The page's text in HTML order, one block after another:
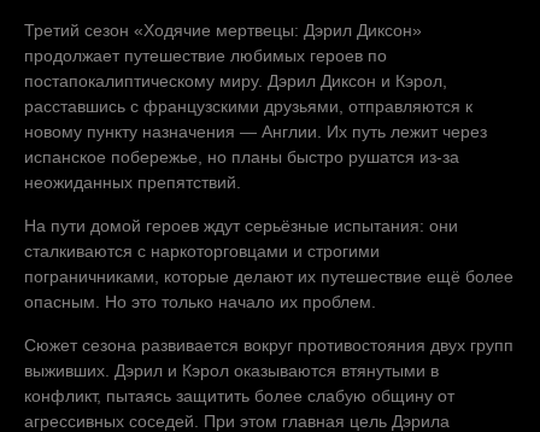
Третий сезон «Ходячие мертвецы: Дэрил Диксон»
продолжает путешествие любимых героев по
постапокалиптическому миру. Дэрил Диксон и Кэрол,
расставшись с французскими друзьями, отправляются к
новому пункту назначения — Англии. Их путь лежит через
испанское побережье, но планы быстро рушатся из-за
неожиданных препятствий.
На пути домой героев ждут серьёзные испытания: они
сталкиваются с наркоторговцами и строгими
пограничниками, которые делают их путешествие ещё более
опасным. Но это только начало их проблем.
Сюжет сезона развивается вокруг противостояния двух групп
выживших. Дэрил и Кэрол оказываются втянутыми в
конфликт, пытаясь защитить более слабую общину от
агрессивных соседей. При этом главная цель Дэрила